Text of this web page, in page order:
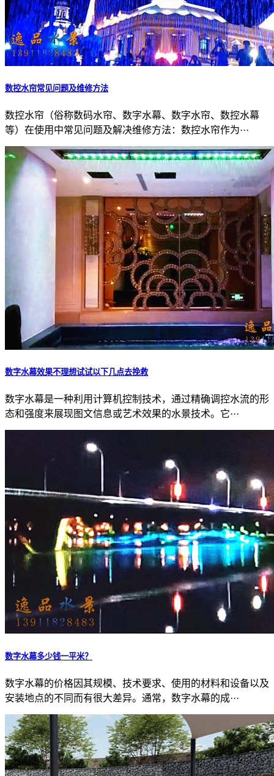
数控水帘常见问题及维修方法
数控水帘（俗称数码水帘、数字水幕、数字水帘、数控水幕
等）在使用中常见问题及解决维修方法：数控水帘作为···
数字水幕效果不理想试试以下几点去挽救
数字水幕是一种利用计算机控制技术，通过精确调控水流的形
态和强度来展现图文信息或艺术效果的水景技术。它···
数字水幕多少钱一平米？
数字水幕的价格因其规模、技术要求、使用的材料和设备以及
安装地点的不同而有很大差异。通常，数字水幕的成···